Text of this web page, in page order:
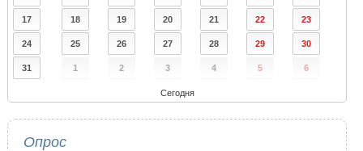
17 18 19 20 21 22 23
24 25 26 27 28 29 30
31 1 2 3 4 5 6
Сегодня
Опрос